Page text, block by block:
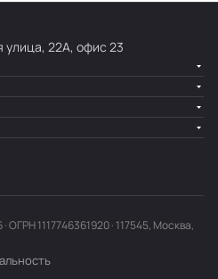
улица, 22А, офис 23
· ОГРН 1117746361920 · 117545, Москва,